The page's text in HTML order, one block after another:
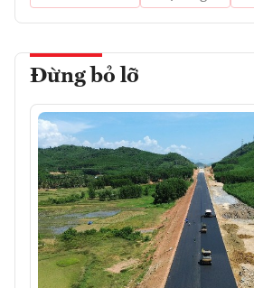
Đừng bỏ lỡ